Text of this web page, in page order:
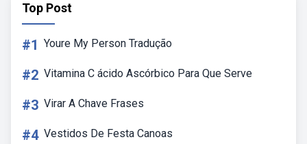
Top Post
#1 Youre My Person Tradução
#2 Vitamina C ácido Ascórbico Para Que Serve
#3 Virar A Chave Frases
#4 Vestidos De Festa Canoas